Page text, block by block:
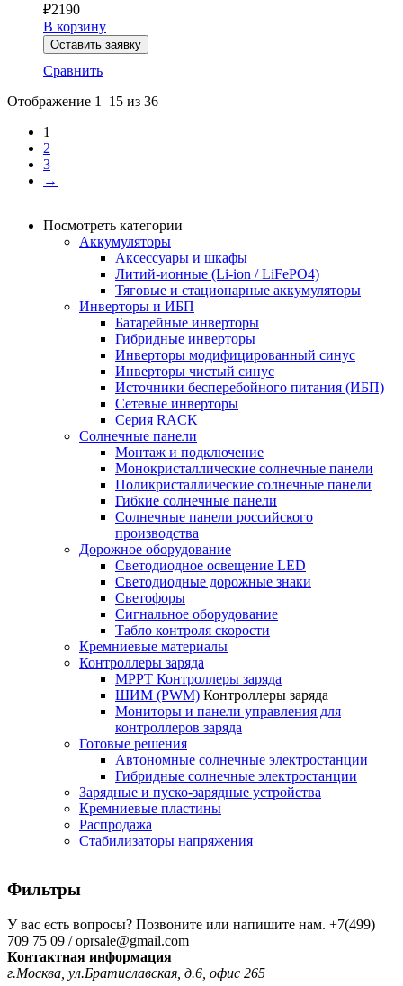
₽2190
В корзину
Оставить заявку
Сравнить
Отображение 1–15 из 36
1
2
3
→
Посмотреть категории
Аккумуляторы
Аксессуары и шкафы
Литий-ионные (Li-ion / LiFePO4)
Тяговые и стационарные аккумуляторы
Инверторы и ИБП
Батарейные инверторы
Гибридные инверторы
Инверторы модифицированный синус
Инверторы чистый синус
Источники бесперебойного питания (ИБП)
Сетевые инверторы
Серия RACK
Солнечные панели
Монтаж и подключение
Монокристаллические солнечные панели
Поликристаллические солнечные панели
Гибкие солнечные панели
Солнечные панели российского
производства
Дорожное оборудование
Светодиодное освещение LED
Светодиодные дорожные знаки
Светофоры
Сигнальное оборудование
Табло контроля скорости
Кремниевые материалы
Контроллеры заряда
MPPT Контроллеры заряда
ШИМ (PWM) Контроллеры заряда
Мониторы и панели управления для
контроллеров заряда
Готовые решения
Автономные солнечные электростанции
Гибридные солнечные электростанции
Зарядные и пуско-зарядные устройства
Кремниевые пластины
Распродажа
Стабилизаторы напряжения
Фильтры
У вас есть вопросы? Позвоните или напишите нам. +7(499)
709 75 09 / oprsale@gmail.com
Контактная информация
г.Москва, ул.Братиславская, д.6, офис 265